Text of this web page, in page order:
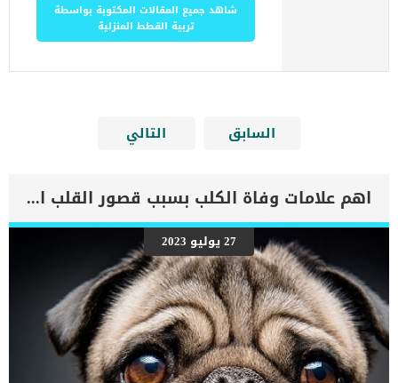
شاهد جميع المقالات المكتوبة بواسطة
تربية القطط المنزلية
السابق التالي
اهم علامات وفاة الكلب بسبب قصور القلب الاحتقانى
27 يوليو 2023